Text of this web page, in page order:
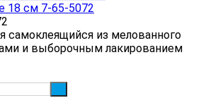
18 см 7-65-5072
самоклеящийся из мелованного
и выборочным лакированием